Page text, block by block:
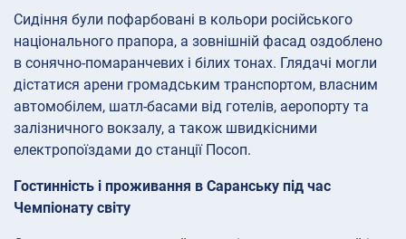
Сидіння були пофарбовані в кольори російського
національного прапора, а зовнішній фасад оздоблено
в сонячно-помаранчевих і білих тонах. Глядачі могли
дістатися арени громадським транспортом, власним
автомобілем, шатл-басами від готелів, аеропорту та
залізничного вокзалу, а також швидкісними
електропоїздами до станції Посоп.
Гостинність і проживання в Саранську під час
Чемпіонату світу